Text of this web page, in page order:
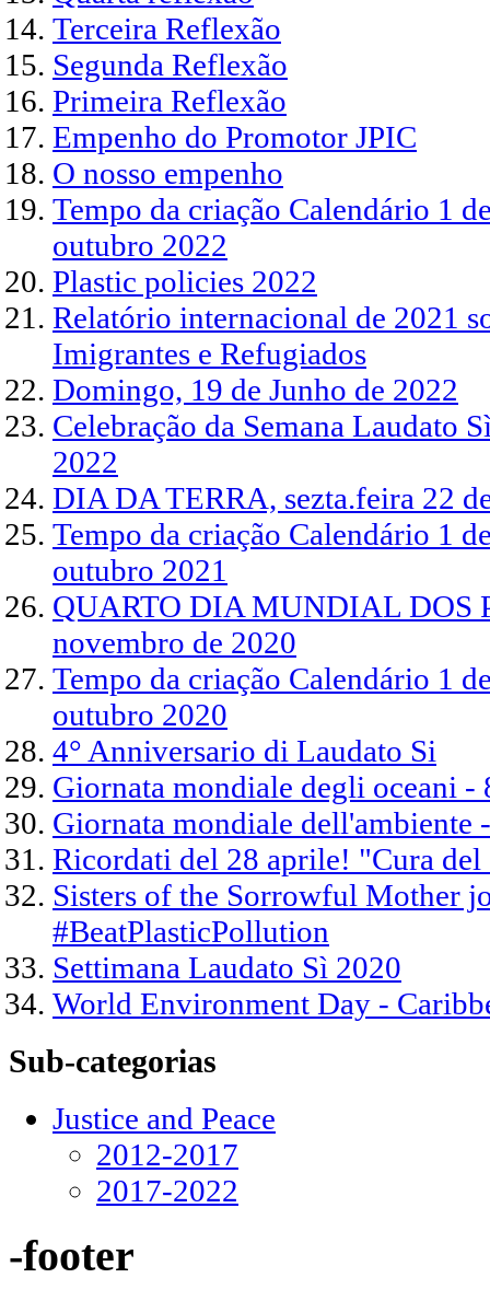
Terceira Reflexão
Segunda Reflexão
Primeira Reflexão
Empenho do Promotor JPIC
O nosso empenho
Tempo da criação Calendário 1
outubro 2022
Plastic policies 2022
Relatório internacional de 2021
Imigrantes e Refugiados
Domingo, 19 de Junho de 2022
Celebração da Semana Laudato
2022
DIA DA TERRA, sezta.feira 22
Tempo da criação Calendário 1
outubro 2021
QUARTO DIA MUNDIAL DOS
novembro de 2020
Tempo da criação Calendário 1
outubro 2020
4° Anniversario di Laudato Si
Giornata mondiale degli oceani -
Giornata mondiale dell'ambiente
Ricordati del 28 aprile! "Cura del
Sisters of the Sorrowful Mother
#BeatPlasticPollution
Settimana Laudato Sì 2020
World Environment Day -
Sub-categorias
Justice and Peace
2012-2017
2017-2022
-footer